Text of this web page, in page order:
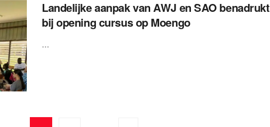
Landelijke aanpak van AWJ en SAO benadrukt
bij opening cursus op Moengo
...